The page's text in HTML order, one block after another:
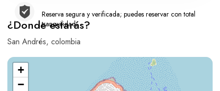
Reserva segura y verificada; puedes reservar con total
tranquilidad
¿Donde estarás?
San Andrés, colombia
+
−